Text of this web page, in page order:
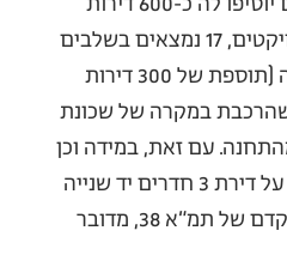
חדשות. מתוך סך כל הפרויקטים, 17 נמצאים בשלבים
תכנון מתקדמים או בבנייה (תוספת של 300 דירות
במקרה של שכונת
עם זאת, במידה וכן
הצלחתם לשים את ידכם על דירת 3 חדרים יד שנייה
בבניין שנמצא בתהליך מוקדם של תמ״א 38, מדובר